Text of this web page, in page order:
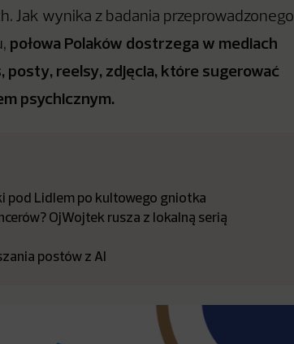
Jak wynika z badania przeprowadzonego
połowa Polaków dostrzega w mediach
reelsy, zdjęcia, które sugerować
psychicznym.
pod Lidlem po kultowego gniotka
OjWojtek rusza z lokalną serią
postów z AI